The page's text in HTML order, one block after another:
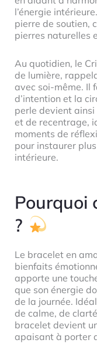
l’énergie
pierre de soutien,
pierres naturelles
Au quotidien, le
de lumière,
avec soi-même. Il
d’intention et la
perle devient ainsi
et de recentrage,
moments de
pour instaurer
intérieure.
Pourquoi
?
Le bracelet en
bienfaits
apporte une
que son énergie
de la journée.
de calme, de
bracelet devient
apaisant à porter